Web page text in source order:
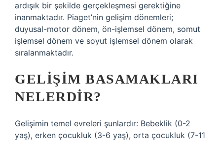
ardışık bir şekilde gerçekleşmesi gerektiğine
inanmaktadır. Piaget’nin gelişim dönemleri;
duyusal-motor dönem, ön-işlemsel dönem, somut
işlemsel dönem ve soyut işlemsel dönem olarak
sıralanmaktadır.
GELIŞIM BASAMAKLARI
NELERDIR?
Gelişimin temel evreleri şunlardır: Bebeklik (0-2
yaş), erken çocukluk (3-6 yaş), orta çocukluk (7-11